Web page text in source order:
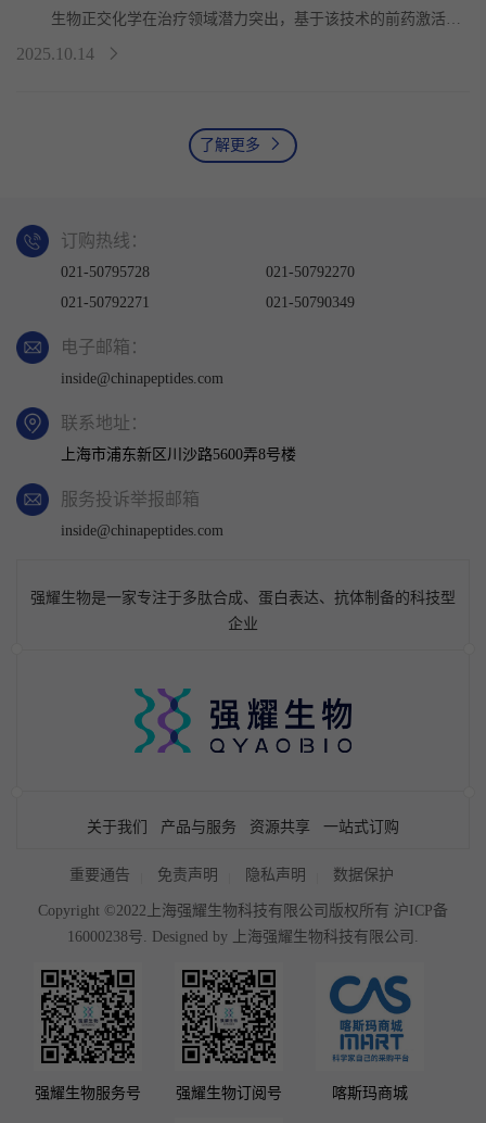
	生物正交化学在治疗领域潜力突出，基于该技术的前药激活策
略——既能精准递药，又可通过非生物手段激活药物。...
2025.10.14
了解更多
订购热线：
021-50795728
021-50792270
021-50792271
021-50790349
电子邮箱：
inside@chinapeptides.com
联系地址：
上海市浦东新区川沙路5600弄8号楼
服务投诉举报邮箱
inside@chinapeptides.com
强耀生物是一家专注于多肽合成、蛋白表达、抗体制备的科技型
企业
关于我们 产品与服务 资源共享 一站式订购
重要通告 免责声明 隐私声明 数据保护
Copyright ©2022上海强耀生物科技有限公司版权所有 沪ICP备
16000238号 . Designed by 上海强耀生物科技有限公司.
强耀生物服务号 强耀生物订阅号 喀斯玛商城